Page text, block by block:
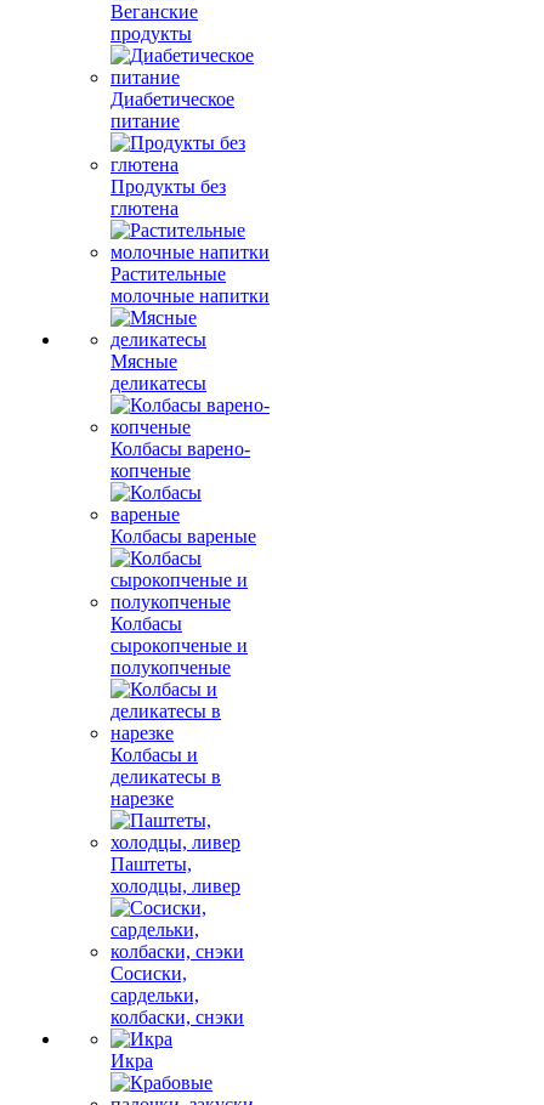
Веганские
продукты
Диабетическое
питание
Продукты без
глютена
Растительные
молочные напитки
Мясные
деликатесы
Колбасы варено-
копченые
Колбасы вареные
Колбасы
сырокопченые и
полукопченые
Колбасы и
деликатесы в
нарезке
Паштеты,
холодцы, ливер
Сосиски,
сардельки,
колбаски, снэки
Икра